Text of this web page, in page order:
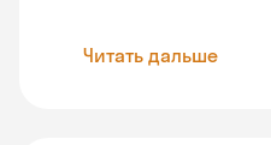
Читать дальше